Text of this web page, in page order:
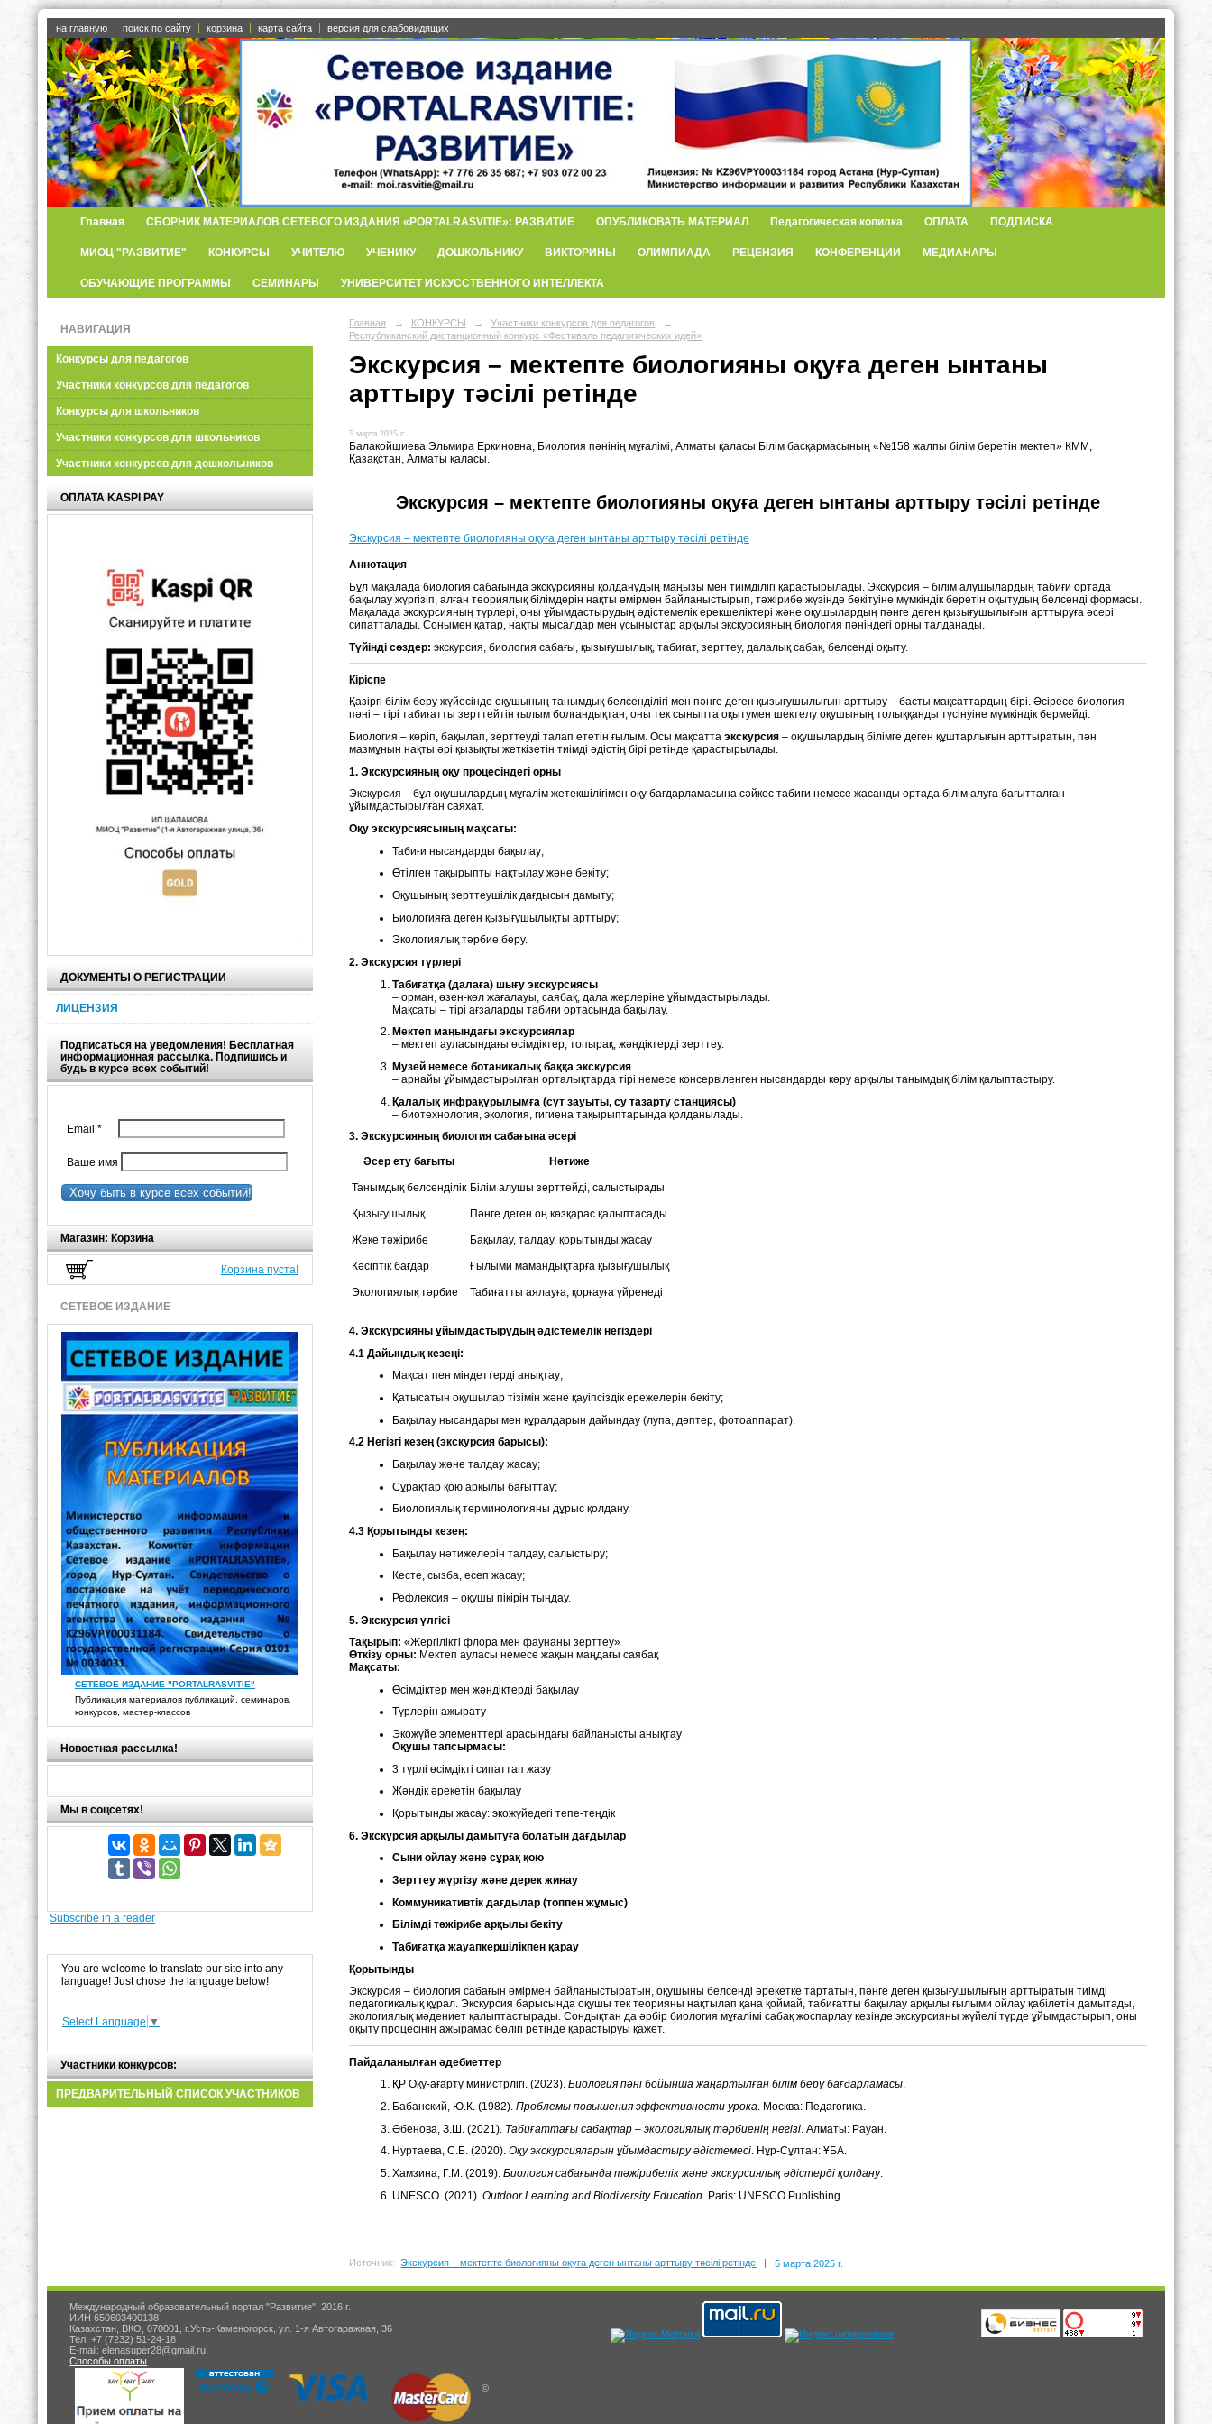
на главную поиск по сайту корзина карта сайта версия для слабовидящих
Главная СБОРНИК МАТЕРИАЛОВ СЕТЕВОГО ИЗДАНИЯ «PORTALRASVITIE»: РАЗВИТИЕ ОПУБЛИКОВАТЬ МАТЕРИАЛ Педагогическая копилка ОПЛАТА ПОДПИСКА
МИОЦ "РАЗВИТИЕ" КОНКУРСЫ УЧИТЕЛЮ УЧЕНИКУ ДОШКОЛЬНИКУ ВИКТОРИНЫ ОЛИМПИАДА РЕЦЕНЗИЯ КОНФЕРЕНЦИИ МЕДИАНАРЫ
ОБУЧАЮЩИЕ ПРОГРАММЫ СЕМИНАРЫ УНИВЕРСИТЕТ ИСКУССТВЕННОГО ИНТЕЛЛЕКТА
НАВИГАЦИЯ
Конкурсы для педагогов
Участники конкурсов для педагогов
Конкурсы для школьников
Участники конкурсов для школьников
Участники конкурсов для дошкольников
ОПЛАТА KASPI PAY
ДОКУМЕНТЫ О РЕГИСТРАЦИИ
ЛИЦЕНЗИЯ
Подписаться на уведомления! Бесплатная
информационная рассылка. Подпишись и
будь в курсе всех событий!
Email *
Ваше имя
Хочу быть в курсе всех событий!
Магазин: Корзина
Корзина пуста!
СЕТЕВОЕ ИЗДАНИЕ
СЕТЕВОЕ ИЗДАНИЕ "PORTALRASVITIE"
Публикация материалов публикаций, семинаров,
конкурсов, мастер-классов
Новостная рассылка!
Мы в соцсетях!
Subscribe in a reader
You are welcome to translate our site into any
language! Just chose the language below!
Select Language ▼
Участники конкурсов:
ПРЕДВАРИТЕЛЬНЫЙ СПИСОК УЧАСТНИКОВ
Главная → КОНКУРСЫ → Участники конкурсов для педагогов
→
Республиканский дистанционный конкурс «Фестиваль педагогических идей»
Экскурсия – мектепте биологияны оқуға деген ынтаны
арттыру тәсілі ретінде
5 марта 2025 г.
Балакойшиева Эльмира Еркиновна, Биология пәнінің мұғалімі, Алматы қаласы Білім басқармасының «№158 жалпы білім беретін мектеп» КММ,
Қазақстан, Алматы қаласы.
Экскурсия – мектепте биологияны оқуға деген ынтаны арттыру тәсілі ретінде
Экскурсия – мектепте биологияны оқуға деген ынтаны арттыру тәсілі ретінде
Аннотация
Бұл мақалада биология сабағында экскурсияны қолданудың маңызы мен тиімділігі қарастырылады. Экскурсия – білім алушылардың табиғи ортада
бақылау жүргізіп, алған теориялық білімдерін нақты өмірмен байланыстырып, тәжірибе жүзінде бекітуіне мүмкіндік беретін оқытудың белсенді формасы.
Мақалада экскурсияның түрлері, оны ұйымдастырудың әдістемелік ерекшеліктері және оқушылардың пәнге деген қызығушылығын арттыруға әсері
сипатталады. Сонымен қатар, нақты мысалдар мен ұсыныстар арқылы экскурсияның биология пәніндегі орны талданады.
Түйінді сөздер: экскурсия, биология сабағы, қызығушылық, табиғат, зерттеу, далалық сабақ, белсенді оқыту.
Кіріспе
Қазіргі білім беру жүйесінде оқушының танымдық белсенділігі мен пәнге деген қызығушылығын арттыру – басты мақсаттардың бірі. Әсіресе биология
пәні – тірі табиғатты зерттейтін ғылым болғандықтан, оны тек сыныпта оқытумен шектелу оқушының толыққанды түсінуіне мүмкіндік бермейді.
Биология – көріп, бақылап, зерттеуді талап ететін ғылым. Осы мақсатта экскурсия – оқушылардың білімге деген құштарлығын арттыратын, пән
мазмұнын нақты әрі қызықты жеткізетін тиімді әдістің бірі ретінде қарастырылады.
1. Экскурсияның оқу процесіндегі орны
Экскурсия – бұл оқушылардың мұғалім жетекшілігімен оқу бағдарламасына сәйкес табиғи немесе жасанды ортада білім алуға бағытталған
ұйымдастырылған саяхат.
Оқу экскурсиясының мақсаты:
Табиғи нысандарды бақылау;
Өтілген тақырыпты нақтылау және бекіту;
Оқушының зерттеушілік дағдысын дамыту;
Биологияға деген қызығушылықты арттыру;
Экологиялық тәрбие беру.
2. Экскурсия түрлері
Табиғатқа (далаға) шығу экскурсиясы
– орман, өзен-көл жағалауы, саябақ, дала жерлеріне ұйымдастырылады.
Мақсаты – тірі ағзаларды табиғи ортасында бақылау.
Мектеп маңындағы экскурсиялар
– мектеп ауласындағы өсімдіктер, топырақ, жәндіктерді зерттеу.
Музей немесе ботаникалық баққа экскурсия
– арнайы ұйымдастырылған орталықтарда тірі немесе консервіленген нысандарды көру арқылы танымдық білім қалыптастыру.
Қалалық инфрақұрылымға (сүт зауыты, су тазарту станциясы)
– биотехнология, экология, гигиена тақырыптарында қолданылады.
3. Экскурсияның биология сабағына әсері
Әсер ету бағыты
Нәтиже
Танымдық белсенділік Білім алушы зерттейді, салыстырады
Қызығушылық Пәнге деген оң көзқарас қалыптасады
Жеке тәжірибе Бақылау, талдау, қорытынды жасау
Кәсіптік бағдар Ғылыми мамандықтарға қызығушылық
Экологиялық тәрбие Табиғатты аялауға, қорғауға үйренеді
4. Экскурсияны ұйымдастырудың әдістемелік негіздері
4.1 Дайындық кезеңі:
Мақсат пен міндеттерді анықтау;
Қатысатын оқушылар тізімін және қауіпсіздік ережелерін бекіту;
Бақылау нысандары мен құралдарын дайындау (лупа, дәптер, фотоаппарат).
4.2 Негізгі кезең (экскурсия барысы):
Бақылау және талдау жасау;
Сұрақтар қою арқылы бағыттау;
Биологиялық терминологияны дұрыс қолдану.
4.3 Қорытынды кезең:
Бақылау нәтижелерін талдау, салыстыру;
Кесте, сызба, есеп жасау;
Рефлексия – оқушы пікірін тыңдау.
5. Экскурсия үлгісі
Тақырып: «Жергілікті флора мен фаунаны зерттеу»
Өткізу орны: Мектеп ауласы немесе жақын маңдағы саябақ
Мақсаты:
Өсімдіктер мен жәндіктерді бақылау
Түрлерін ажырату
Экожүйе элементтері арасындағы байланысты анықтау
Оқушы тапсырмасы:
3 түрлі өсімдікті сипаттап жазу
Жәндік әрекетін бақылау
Қорытынды жасау: экожүйедегі тепе-теңдік
6. Экскурсия арқылы дамытуға болатын дағдылар
Сыни ойлау және сұрақ қою
Зерттеу жүргізу және дерек жинау
Коммуникативтік дағдылар (топпен жұмыс)
Білімді тәжірибе арқылы бекіту
Табиғатқа жауапкершілікпен қарау
Қорытынды
Экскурсия – биология сабағын өмірмен байланыстыратын, оқушыны белсенді әрекетке тартатын, пәнге деген қызығушылығын арттыратын тиімді
педагогикалық құрал. Экскурсия барысында оқушы тек теорияны нақтылап қана қоймай, табиғатты бақылау арқылы ғылыми ойлау қабілетін дамытады,
экологиялық мәдениет қалыптастырады. Сондықтан да әрбір биология мұғалімі сабақ жоспарлау кезінде экскурсияны жүйелі түрде ұйымдастырып, оны
оқыту процесінің ажырамас бөлігі ретінде қарастыруы қажет.
Пайдаланылған әдебиеттер
ҚР Оқу-ағарту министрлігі. (2023). Биология пәні бойынша жаңартылған білім беру бағдарламасы.
Бабанский, Ю.К. (1982). Проблемы повышения эффективности урока. Москва: Педагогика.
Әбенова, З.Ш. (2021). Табиғаттағы сабақтар – экологиялық тәрбиенің негізі . Алматы: Рауан.
Нуртаева, С.Б. (2020). Оқу экскурсияларын ұйымдастыру әдістемесі. Нұр-Сұлтан: ҰБА.
Хамзина, Г.М. (2019). Биология сабағында тәжірибелік және экскурсиялық әдістерді қолдану.
UNESCO. (2021). Outdoor Learning and Biodiversity Education . Paris: UNESCO Publishing.
Источник: Экскурсия – мектепте биологияны оқуға деген ынтаны арттыру тәсілі ретінде 5 марта 2025 г.
Международный образовательный портал "Развитие", 2016 г.
ИИН 650603400138
Казахстан, ВКО, 070001, г.Усть-Каменогорск, ул. 1-я Автогаражная, 36
Тел: +7 (7232) 51-24-18
E-mail: elenasuper28@gmail.ru
Способы оплаты
©